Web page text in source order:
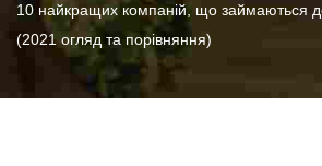
10 найкращих компаній, що займаються
(2021 огляд та порівняння)